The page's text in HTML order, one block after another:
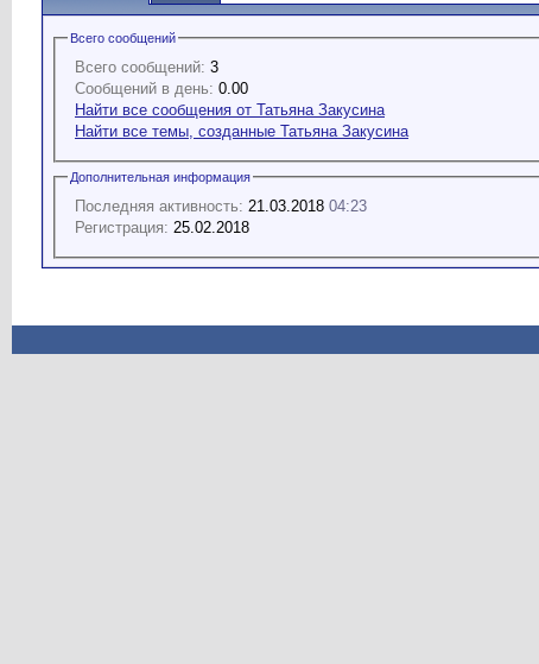
Всего сообщений
Всего сообщений: 3
Сообщений в день: 0.00
Найти все сообщения от Татьяна Закусина
Найти все темы, созданные Татьяна Закусина
Дополнительная информация
Последняя активность: 21.03.2018 04:23
Регистрация: 25.02.2018